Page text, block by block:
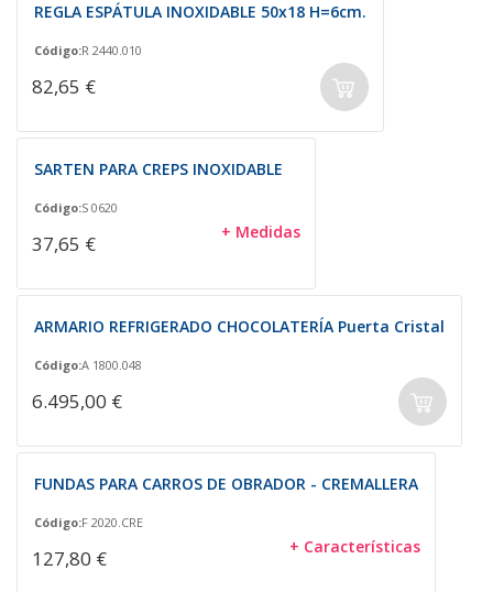
REGLA ESPÁTULA INOXIDABLE 50x18 H=6cm.
Código:R 2440.010
82,65 €
SARTEN PARA CREPS INOXIDABLE
Código:S 0620
37,65 € + Medidas
ARMARIO REFRIGERADO CHOCOLATERÍA Puerta Cristal
Código:A 1800.048
6.495,00 €
FUNDAS PARA CARROS DE OBRADOR - CREMALLERA
Código:F 2020.CRE
127,80 € + Características